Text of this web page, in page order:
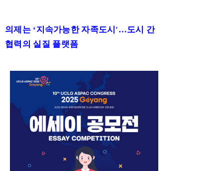
의제는 ‘지속가능한 자족도시 '…도시 간
협력의 실질 플랫폼